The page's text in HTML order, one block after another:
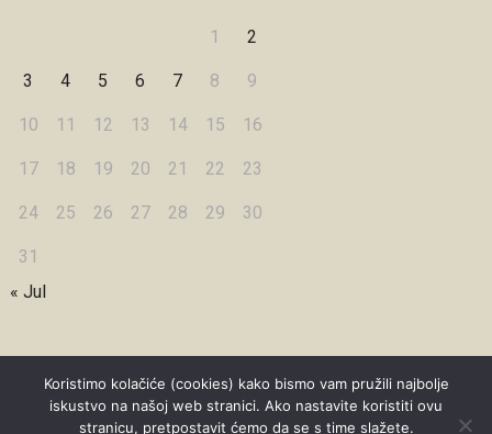
1 2
3 4 5 6 7 8 9
10 11 12 13 14 15 16
17 18 19 20 21 22 23
24 25 26 27 28 29 30
31
« Jul
Copyright © 2026 Under Dreamskies
Koristimo kolačiće (cookies) kako bismo vam pružili najbolje
iskustvo na našoj web stranici. Ako nastavite koristiti ovu
stranicu, pretpostavit ćemo da se s time slažete.